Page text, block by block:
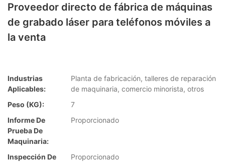
Proveedor directo de fábrica de máquinas
de grabado láser para teléfonos móviles a
la venta
Industrias
Aplicables:
Planta de fabricación, talleres de reparación
de maquinaria, comercio minorista, otros
Peso (KG):
7
Informe De
Prueba De
Maquinaria:
Proporcionado
Inspección De
Proporcionado